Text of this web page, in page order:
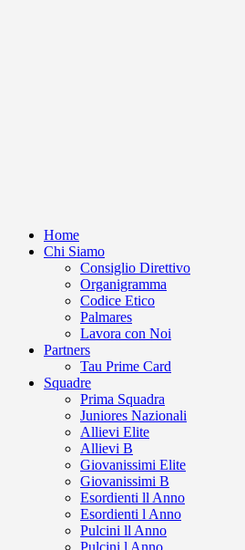
Home
Chi Siamo
Consiglio Direttivo
Organigramma
Codice Etico
Palmares
Lavora con Noi
Partners
Tau Prime Card
Squadre
Prima Squadra
Juniores Nazionali
Allievi Elite
Allievi B
Giovanissimi Elite
Giovanissimi B
Esordienti ll Anno
Esordienti l Anno
Pulcini ll Anno
Pulcini l Anno